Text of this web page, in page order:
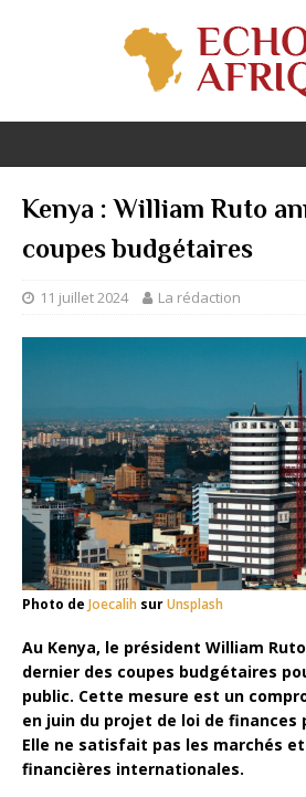
Kenya : William Ruto
coupes budgétaires
11 juillet 2024 La rédaction
Photo de Joecalih surUnsplash
Au Kenya, le président William
dernier des coupes budgétaires
public. Cette mesure est un
en juin du projet de loi de finances
Elle ne satisfait pas les marchés
financières internationales.